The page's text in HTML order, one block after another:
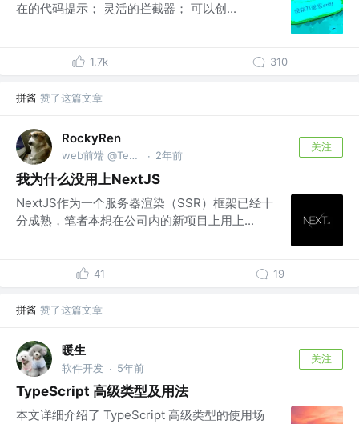
在的代码提示； 灵活的拦截器； 可以创...
1.7k 310
拼酱 赞了这篇文章
RockyRen
web前端 @Tencent · 2年前
关注
我为什么没用上NextJS
NextJS作为一个服务器渲染（SSR）框架已经十
分成熟，笔者本想在公司内的新项目上用上...
41 19
拼酱 赞了这篇文章
暖生
软件开发 · 5年前
关注
TypeScript 高级类型及用法
本文详细介绍了 TypeScript 高级类型的使用场